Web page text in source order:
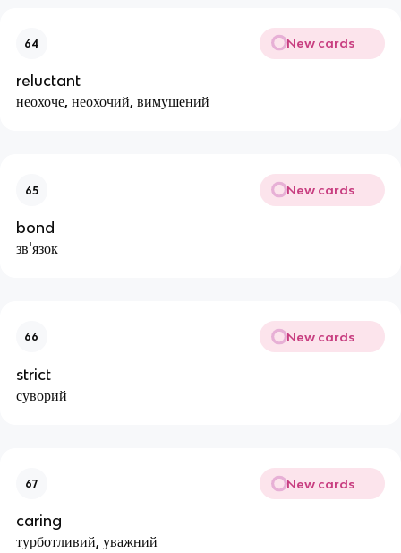
64 New cards
reluctant
неохоче, неохочий, вимушений
65 New cards
bond
зв'язок
66 New cards
strict
суворий
67 New cards
caring
турботливий, уважний